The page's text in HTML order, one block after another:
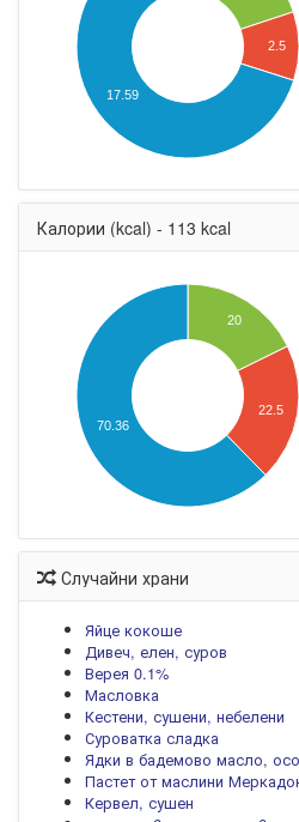
2.5
17.59
Калории (kcal) - 113 kcal
20
22.5
70.36
Случайни храни
Яйце кокоше
Дивеч, елен, суров
Верея 0.1%
Масловка
Кестени, сушени, небелени
Суроватка сладка
Ядки в бадемово масло,
Пастет от маслини
Кервел, сушен